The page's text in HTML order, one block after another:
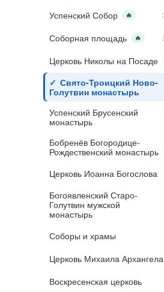
Успенский Собор 🔥
Соборная площадь 🔥
Церковь Николы на Посаде
Свято-Троицкий Ново-
Голутвин монастырь
Успенский Брусенский
монастырь
Бобренёв Богородице-
Рождественский монастырь
Церковь Иоанна Богослова
Богоявленский Старо-
Голутвин мужской
монастырь
Соборы и храмы
Церковь Михаила Архангела
Воскресенская церковь